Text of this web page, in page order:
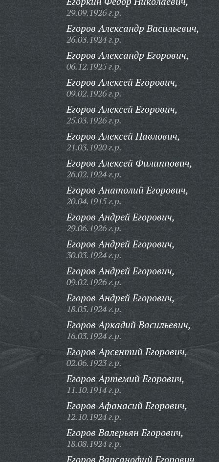
29.09.1926 г.р.
Егоров Александр Васильевич,
26.03.1924 г.р.
Егоров Александр Егорович,
06.12.1925 г.р.
Егоров Алексей Егорович,
09.02.1926 г.р.
Егоров Алексей Егорович,
25.03.1926 г.р.
Егоров Алексей Павлович,
21.03.1920 г.р.
Егоров Алексей Филиппович,
26.02.1924 г.р.
Егоров Анатолий Егорович,
20.04.1915 г.р.
Егоров Андрей Егорович,
29.06.1926 г.р.
Егоров Андрей Егорович,
30.03.1924 г.р.
Егоров Андрей Егорович,
09.02.1926 г.р.
Егоров Андрей Егорович,
18.05.1924 г.р.
Егоров Аркадий Васильевич,
16.03.1924 г.р.
Егоров Арсентий Егорович,
02.06.1923 г.р.
Егоров Артемий Егорович,
11.10.1914 г.р.
Егоров Афанасий Егорович,
12.10.1924 г.р.
Егоров Валерьян Егорович,
18.08.1924 г.р.
Егоров Варсанофий Егорович,